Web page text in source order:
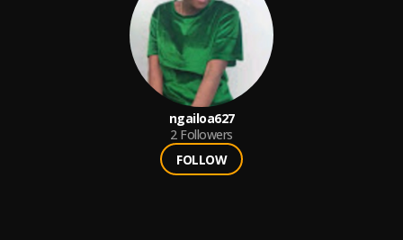
ngailoa627
2 Followers
FOLLOW